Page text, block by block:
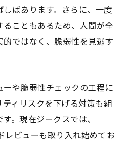
ばあります。さらに、一度
こともあるため、人間が全
ではなく、脆弱性を見逃す
や脆弱性チェックの工程に
ィリスクを下げる対策も組
。現在ジークスでは、
ビューも取り入れ始めてお